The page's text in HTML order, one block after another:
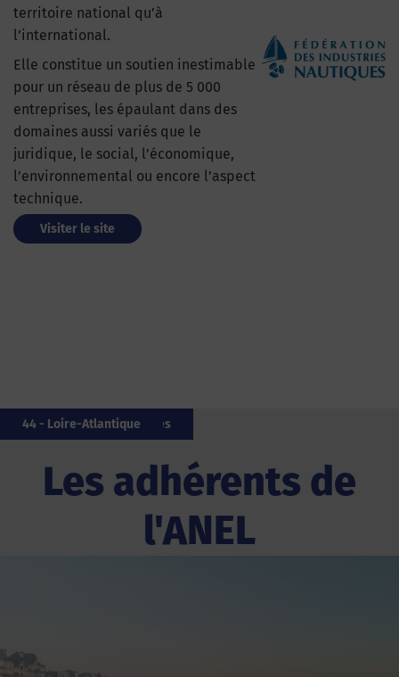
territoire national qu’à
l’international.
Elle constitue un soutien inestimable
pour un réseau de plus de 5 000
entreprises, les épaulant dans des
domaines aussi variés que le
juridique, le social, l’économique,
l’environnemental ou encore l’aspect
technique.
Visiter le site
Les adhérents de
l'ANEL
50 - Manche
976 - Mayotte
33 - Gironde
17 - Charente-Maritime
85 - Vendée
06 - Alpes-Maritimes
17 - Charente-Maritime
64 - Pyrénées-Atlantiques
64 - Pyrénées-Atlantiques
44 - Loire-Atlantique